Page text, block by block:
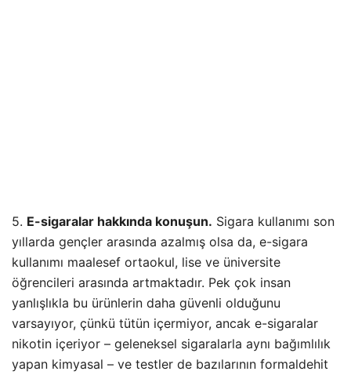
5. E-sigaralar hakkında konuşun. Sigara kullanımı son
yıllarda gençler arasında azalmış olsa da, e-sigara
kullanımı maalesef ortaokul, lise ve üniversite
öğrencileri arasında artmaktadır. Pek çok insan
yanlışlıkla bu ürünlerin daha güvenli olduğunu
varsayıyor, çünkü tütün içermiyor, ancak e-sigaralar
nikotin içeriyor – geleneksel sigaralarla aynı bağımlılık
yapan kimyasal – ve testler de bazılarının formaldehit